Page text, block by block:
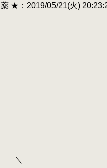
★：2019/05/21(火)
こ！ や
￣
_
´
イ
ヾ.､ ＼ 詫